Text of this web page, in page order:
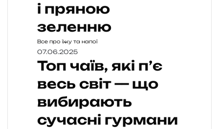
і пряною
зеленню
Все про їжу та напої
07.06.2025
Топ чаїв, які п’є
весь світ — що
вибирають
сучасні гурмани